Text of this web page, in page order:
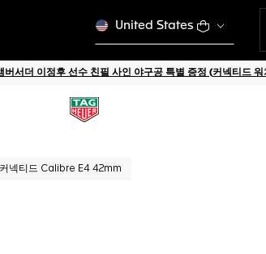
United States
서더 이정후 선수 친필 사인 야구공 특별 증정 (커넥티드